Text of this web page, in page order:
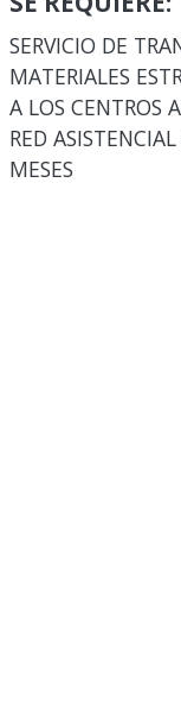
SERVICIO DE
MATERIALES
A LOS CENTROS
RED
MESES